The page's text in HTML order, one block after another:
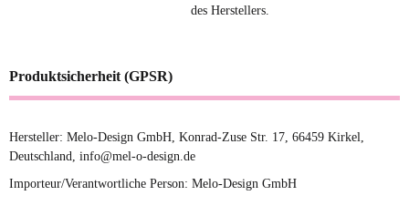
des Herstellers.
Produktsicherheit (GPSR)
Hersteller: Melo-Design GmbH, Konrad-Zuse Str. 17, 66459 Kirkel,
Deutschland, info@mel-o-design.de
Importeur/Verantwortliche Person: Melo-Design GmbH